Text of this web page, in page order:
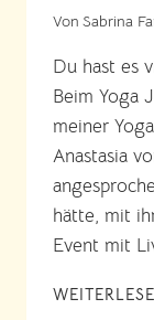
Von Sabrina
Du hast es
Beim Yoga
meiner
Anastasia
hätte, mit
Event mit